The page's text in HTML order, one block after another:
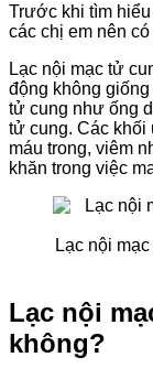
Trước khi tìm
các chị em nên
Lạc nội mạc tử
động không
tử cung như ống
tử cung. Các khối
máu trong, viêm
khăn trong việc
Lạc nội
Lạc nội
không?